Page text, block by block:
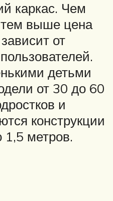
каркас. Чем
выше цена
от
детьми
от 30 до 60
и
конструкции
1,5 метров.